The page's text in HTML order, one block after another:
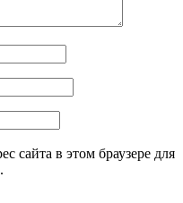
сайта в этом браузере для